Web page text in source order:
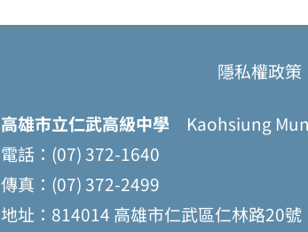
隱私權政策
高雄市立仁武高級中學 Kaohsiung
電話：(07) 372-1640
傳真：(07) 372-2499
地址：814014 高雄市仁武區仁林路20號